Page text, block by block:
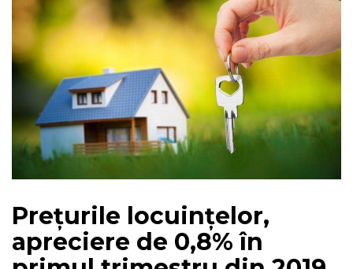
Prețurile locuințelor,
apreciere de 0,8% în